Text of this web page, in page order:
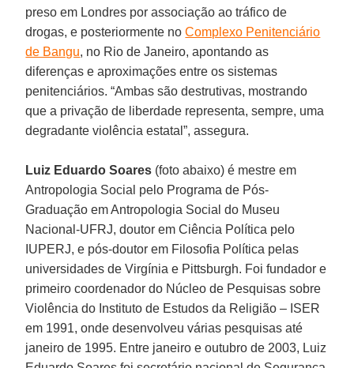
preso em Londres por associação ao tráfico de
drogas, e posteriormente noComplexo Penitenciário
de Bangu, no Rio de Janeiro, apontando as
diferenças e aproximações entre os sistemas
penitenciários. “Ambas são destrutivas, mostrando
que a privação de liberdade representa, sempre, uma
degradante violência estatal”, assegura.
Luiz Eduardo Soares (foto abaixo) é mestre em
Antropologia Social pelo Programa de Pós-
Graduação em Antropologia Social do Museu
Nacional-UFRJ, doutor em Ciência Política pelo
IUPERJ, e pós-doutor em Filosofia Política pelas
universidades de Virgínia e Pittsburgh. Foi fundador e
primeiro coordenador do Núcleo de Pesquisas sobre
Violência do Instituto de Estudos da Religião – ISER
em 1991, onde desenvolveu várias pesquisas até
janeiro de 1995. Entre janeiro e outubro de 2003, Luiz